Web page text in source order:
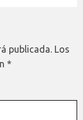
publicada. Los
*